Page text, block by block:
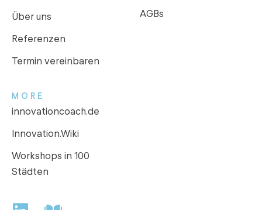
Über uns
Referenzen
Termin vereinbaren
AGBs
MORE
innovationcoach.de
Innovation.Wiki
Workshops in 100
Städten